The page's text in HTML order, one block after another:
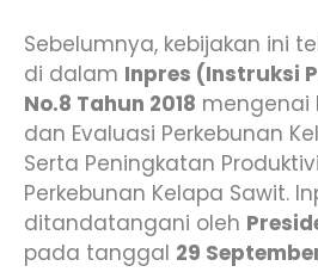
Sebelumnya, kebijakan ini
di dalam Inpres (Instruksi
No.8 Tahun 2018 mengenai
dan Evaluasi Perkebunan
Serta Peningkatan
Perkebunan Kelapa Sawit.
ditandatangani oleh
pada tanggal 29